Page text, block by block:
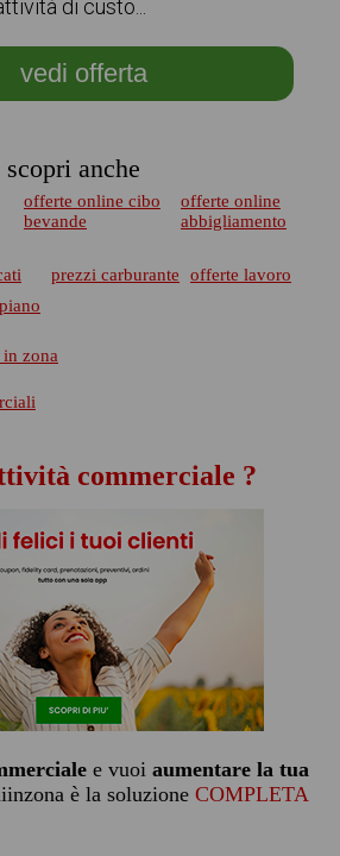
di custo...
vedi offerta
scopri anche
offerte online cibo
bevande
offerte online
abbigliamento
prezzi carburante
offerte lavoro
zona
commerciale ?
e vuoi aumentare la tua
è la soluzione COMPLETA